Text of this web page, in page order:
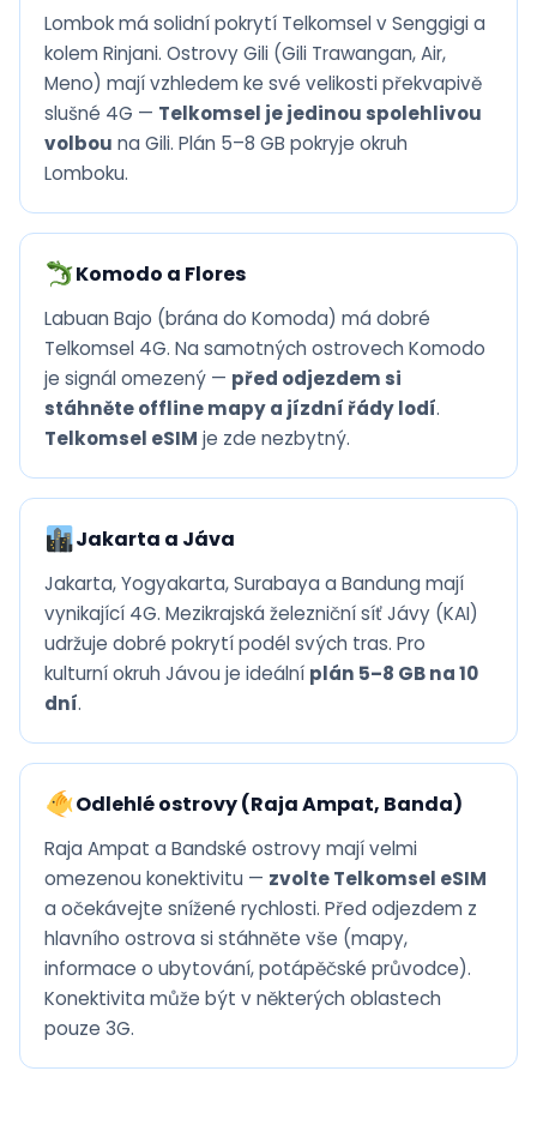
Lombok má solidní pokrytí Telkomsel v Senggigi a
kolem Rinjani. Ostrovy Gili (Gili Trawangan, Air,
Meno) mají vzhledem ke své velikosti překvapivě
slušné 4G — Telkomsel je jedinou spolehlivou
volbou na Gili. Plán 5–8 GB pokryje okruh
Lomboku.
Komodo a Flores
Labuan Bajo (brána do Komoda) má dobré
Telkomsel 4G. Na samotných ostrovech Komodo
je signál omezený — před odjezdem si
stáhněte offline mapy a jízdní řády lodí.
Telkomsel eSIM je zde nezbytný.
Jakarta a Jáva
Jakarta, Yogyakarta, Surabaya a Bandung mají
vynikající 4G. Mezikrajská železniční síť Jávy (KAI)
udržuje dobré pokrytí podél svých tras. Pro
kulturní okruh Jávou je ideální plán 5–8 GB na 10
dní.
Odlehlé ostrovy (Raja Ampat, Banda)
Raja Ampat a Bandské ostrovy mají velmi
omezenou konektivitu — zvolte Telkomsel eSIM
a očekávejte snížené rychlosti. Před odjezdem z
hlavního ostrova si stáhněte vše (mapy,
informace o ubytování, potápěčské průvodce).
Konektivita může být v některých oblastech
pouze 3G.